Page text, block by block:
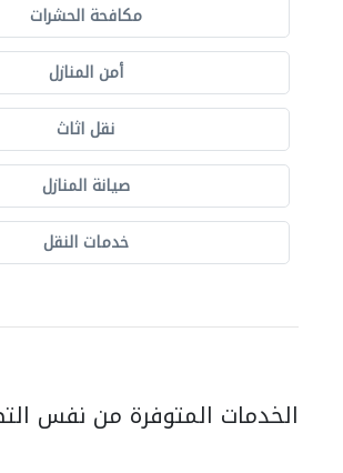
مكافحة الحشرات
أمن المنازل
نقل اثاث
صيانة المنازل
خدمات النقل
الخدمات المتوفرة من نفس